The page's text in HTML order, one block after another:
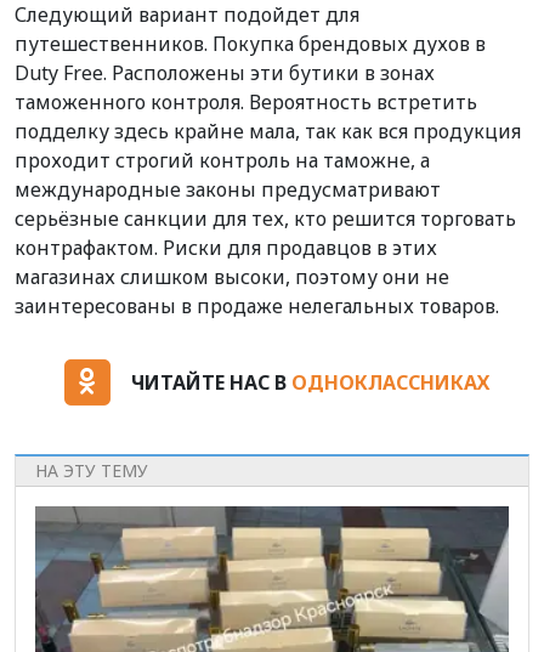
Следующий вариант подойдет для
путешественников. Покупка брендовых духов в
Duty Free. Расположены эти бутики в зонах
таможенного контроля. Вероятность встретить
подделку здесь крайне мала, так как вся продукция
проходит строгий контроль на таможне, а
международные законы предусматривают
серьёзные санкции для тех, кто решится торговать
контрафактом. Риски для продавцов в этих
магазинах слишком высоки, поэтому они не
заинтересованы в продаже нелегальных товаров.
ЧИТАЙТЕ НАС В ОДНОКЛАССНИКАХ
НА ЭТУ ТЕМУ